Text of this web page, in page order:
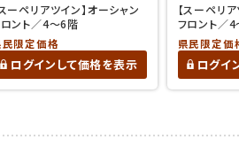
スーペリアツイン】オーシャン
ント／4～6階
民限定価格
ログインして価格を表示
【スーペリ
フロント／
県民限定価
ログイ